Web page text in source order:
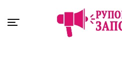
Exit mobile